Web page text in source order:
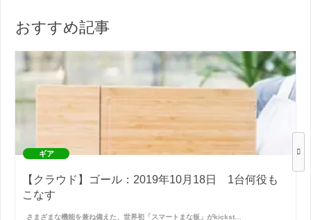
おすすめ記事
ギア
【クラウド】ゴール：2019年10月18日 1台何役も
こなす
さまざまな機能を兼ね備えた、世界初「スマートまな板」がkickst…